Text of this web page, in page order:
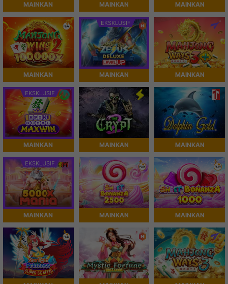
MAINKAN MAINKAN MAINKAN
MAINKAN
EKSKLUSIF
MAINKAN MAINKAN
EKSKLUSIF
MAINKAN MAINKAN MAINKAN
EKSKLUSIF
MAINKAN MAINKAN MAINKAN